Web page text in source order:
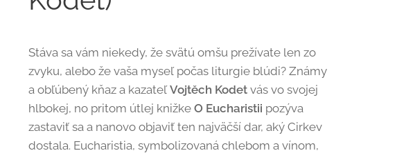
Stáva sa vám niekedy, že svätú omšu prežívate len zo
zvyku, alebo že vaša myseľ počas liturgie blúdi? Známy
a obľúbený kňaz a kazateľVojtěch Kodet vás vo svojej
hlbokej, no pritom útlej knižke O Eucharistii pozýva
zastaviť sa a nanovo objaviť ten najväčší dar, aký Cirkev
dostala. Eucharistia, symbolizovaná chlebom a vínom,